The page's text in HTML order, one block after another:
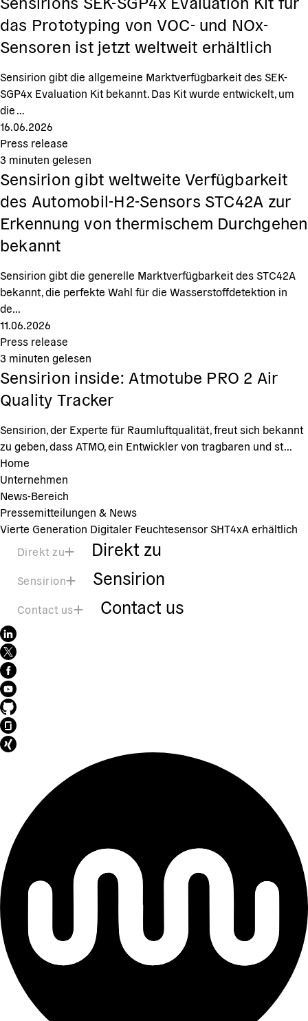
das Prototyping von VOC- und NOx-
Sensoren ist jetzt weltweit erhältlich
Sensirion gibt die allgemeine Marktverfügbarkeit des SEK-
SGP4x Evaluation Kit bekannt. Das Kit wurde entwickelt, um
die ...
16.06.2026
Press release
3 minuten gelesen
Sensirion gibt weltweite Verfügbarkeit
des Automobil-H2-Sensors STC42A zur
Erkennung von thermischem Durchgehen
bekannt
Sensirion gibt die generelle Marktverfügbarkeit des STC42A
bekannt, die perfekte Wahl für die Wasserstoffdetektion in
de...
11.06.2026
Press release
3 minuten gelesen
Sensirion inside: Atmotube PRO 2 Air
Quality Tracker
Sensirion, der Experte für Raumluftqualität, freut sich bekannt
zu geben, dass ATMO, ein Entwickler von tragbaren und st...
Home
Unternehmen
News-Bereich
Pressemitteilungen & News
Vierte Generation Digitaler Feuchtesensor SHT4xA erhältlich
Direkt zu
Direkt zu
Sensirion Sensirion
Contact us Contact us